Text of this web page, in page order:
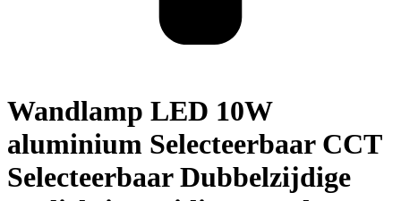
Wandlamp LED 10W
aluminium Selecteerbaar CCT
Selecteerbaar Dubbelzijdige